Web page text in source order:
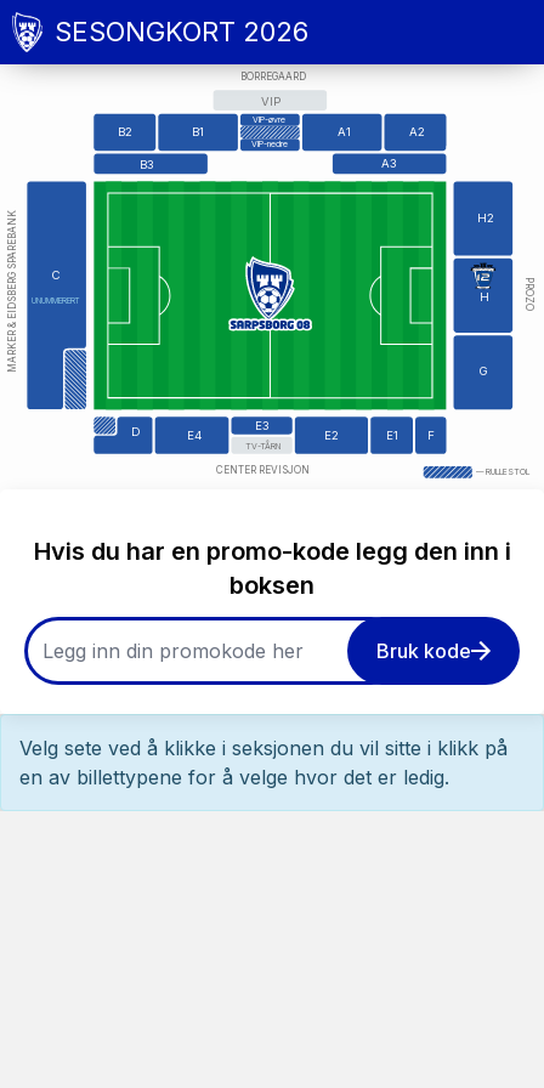
SESONGKORT 2026
E4
E3
E2 E1 F
D
B2 B1 A1 A2
B3 A3
VIP-øvre
VIP-nedre
H2
H
G
C
TV-TÅRN
VIP
—RULLESTOL
CENTER REVISJON
BORREGAARD
MARKER & EIDSBERG SPAREBANK PROZO
UNUMMERERT
Hvis du har en promo-kode legg den inn i
boksen
Bruk kode
Velg sete ved å klikke i seksjonen du vil sitte i klikk på
en av billettypene for å velge hvor det er ledig.